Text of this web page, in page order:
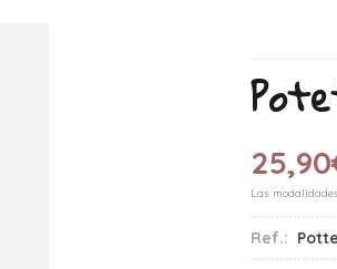
25,90
Las
Ref.: